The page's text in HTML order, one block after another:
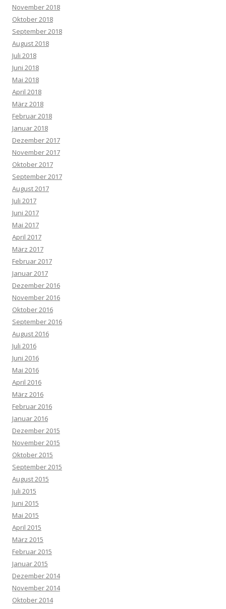
November 2018
Oktober 2018
September 2018
August 2018
Juli 2018
Juni 2018
Mai 2018
April 2018
März 2018
Februar 2018
Januar 2018
Dezember 2017
November 2017
Oktober 2017
September 2017
August 2017
Juli 2017
Juni 2017
Mai 2017
April 2017
März 2017
Februar 2017
Januar 2017
Dezember 2016
November 2016
Oktober 2016
September 2016
August 2016
Juli 2016
Juni 2016
Mai 2016
April 2016
März 2016
Februar 2016
Januar 2016
Dezember 2015
November 2015
Oktober 2015
September 2015
August 2015
Juli 2015
Juni 2015
Mai 2015
April 2015
März 2015
Februar 2015
Januar 2015
Dezember 2014
November 2014
Oktober 2014